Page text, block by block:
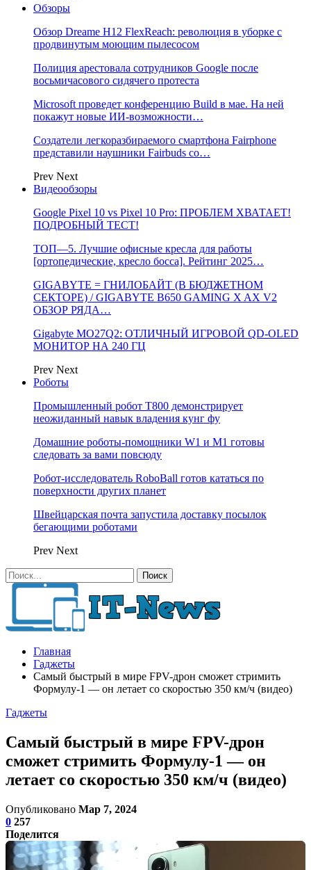
Обзоры
Обзор Dreame H12 FlexReach: революция в уборке с
продвинутым моющим пылесосом
Полиция арестовала сотрудников Google после
восьмичасового сидячего протеста
Microsoft проведет конференцию Build в мае. На ней
покажут новые ИИ-возможности…
Создатели легкоразбираемого смартфона Fairphone
представили наушники Fairbuds со…
Prev Next
Видеообзоры
Google Pixel 10 vs Pixel 10 Pro: ПРОБЛЕМ ХВАТАЕТ!
ПОДРОБНЫЙ ТЕСТ!
ТОП—5. Лучшие офисные кресла для работы
[ортопедические, кресло босса]. Рейтинг 2025…
GIGABYTE = ГНИЛОБАЙТ (В БЮДЖЕТНОМ
СЕКТОРЕ) / GIGABYTE B650 GAMING X AX V2
ОБЗОР РЯДА…
Gigabyte MO27Q2: ОТЛИЧНЫЙ ИГРОВОЙ QD-OLED
МОНИТОР НА 240 ГЦ
Prev Next
Роботы
Промышленный робот Т800 демонстрирует
неожиданный навык владения кунг фу
Домашние роботы-помощники W1 и M1 готовы
следовать за вами повсюду
Робот-исследователь RoboBall готов кататься по
поверхности других планет
Швейцарская почта запустила доставку посылок
бегающими роботами
Prev Next
Главная
Гаджеты
Самый быстрый в мире FPV-дрон сможет стримить
Формулу-1 — он летает со скоростью 350 км/ч (видео)
Гаджеты
Самый быстрый в мире FPV-дрон
сможет стримить Формулу-1 — он
летает со скоростью 350 км/ч (видео)
Опубликовано Мар 7, 2024
0 257
Поделится